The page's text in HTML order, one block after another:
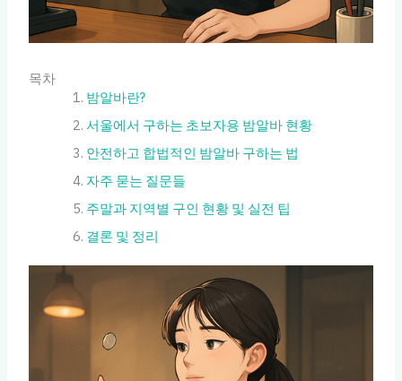
목차
밤알바란?
서울에서 구하는 초보자용 밤알바 현황
안전하고 합법적인 밤알바 구하는 법
자주 묻는 질문들
주말과 지역별 구인 현황 및 실전 팁
결론 및 정리